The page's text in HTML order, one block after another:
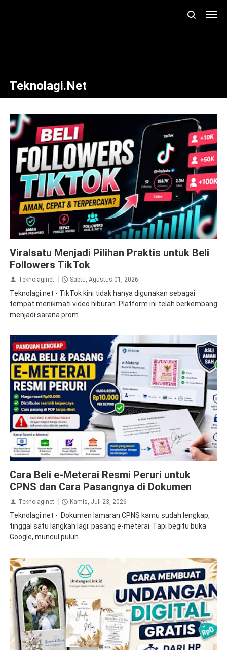
Teknolagi.net
Viralsatu Menjadi Pilihan Praktis untuk Beli
Followers TikTok
Teknolaginet Sabtu, Agustus 01, 2026
Teknolagi.net - TikTok kini tidak hanya digunakan sebagai
tempat menikmati video hiburan. Platform ini telah berkembang
menjadi sarana prom...
Cara Beli e-Meterai Resmi Peruri untuk
CPNS dan Cara Pasangnya di Dokumen
Teknolaginet Kamis, Juli 23, 2026
Teknolagi.net - Dokumen lamaran CPNS kamu sudah lengkap,
tinggal satu langkah lagi: pasang e-meterai. Tapi begitu buka
Google, muncul puluh...